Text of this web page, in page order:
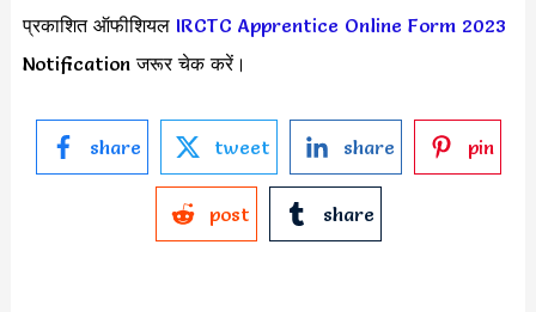
प्रकाशित ऑफीशियल IRCTC Apprentice Online Form 2023
Notification जरूर चेक करें।
share tweet share pin
post share